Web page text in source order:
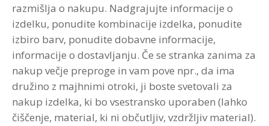
razmišlja o nakupu. Nadgrajujte informacije o
izdelku, ponudite kombinacije izdelka, ponudite
izbiro barv, ponudite dobavne informacije,
informacije o dostavljanju. Če se stranka zanima za
nakup večje preproge in vam pove npr., da ima
družino z majhnimi otroki, ji boste svetovali za
nakup izdelka, ki bo vsestransko uporaben (lahko
čiščenje, material, ki ni občutljiv, vzdržljiv material).